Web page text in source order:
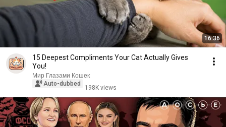
16:36
15 Deepest Compliments Your Cat Actually Gives
You!
Мир Глазами Кошек
Auto-dubbed
198K views